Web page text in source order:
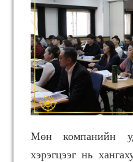
Мөн компанийн
хэрэгцээг нь